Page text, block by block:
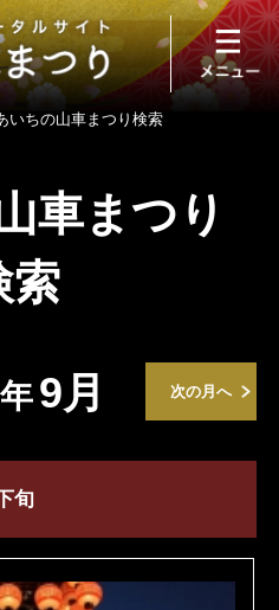
いちの山車まつり検索
車まつり
索
次の月へ
9月
旬